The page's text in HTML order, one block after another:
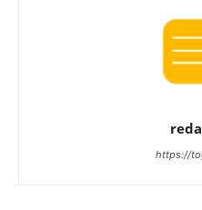
https://